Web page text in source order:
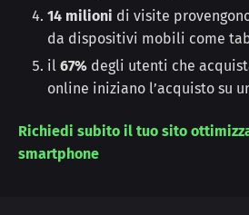
14 milioni di visite
da dispositivi mobili come
il 67% degli utenti che
online iniziano l’acquisto su
Richiedi subito il tuo sito
smartphone